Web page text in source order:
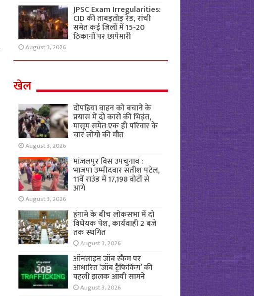
JPSC Exam Irregularities:
CID की ताबड़तोड़ रेड, रांची
समेत कई जिलों में 15-20
ठिकानों पर छापेमारी
August 3, 2026
खेल
दोपहिया वाहन को बचाने के
प्रयास में दो कारों की भिड़ंत,
मासूम समेत एक ही परिवार के
चार लोगों की मौत
August 3, 2026
मांजलपुर विस उपचुनाव :
भाजपा उम्मीदवार सतीश पटेल,
11वें राउंड में 17,198 वोटों से
आगे
August 3, 2026
हंगामे के बीच लोकसभा में दो
विधेयक पेश, कार्यवाही 2 बजे
तक स्थगित
August 3, 2026
ऑनलाइन जॉब स्कैम पर
आधारित ‘जॉब ट्रैफिकिंग’ की
पहली झलक आयी सामने
August 3, 2026